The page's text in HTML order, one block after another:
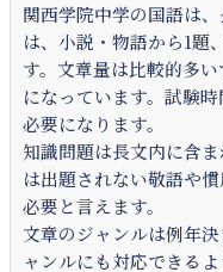
関西学院中学の国語は
は、小説・物語から1題
す。文章量は比較的多
になっています。試験
必要になります。
知識問題は長文内に含
は出題されない敬語や
必要と言えます。
文章のジャンルは例年
ャンルにも対応できるよ